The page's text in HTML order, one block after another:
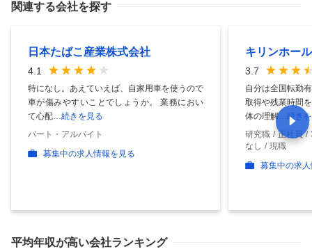
関連する会社を探す
日本たばこ産業株式会社
4.1
特になし。あえていえば、自家用車を使うので
車が傷みやすいことでしょうか。 業務におい
て心配 …続きを見る
パート・アルバイト
募集中の求人情報を見る
キリンホー
3.7
自分は全国転勤
取得や残業時間
体の理解…続き
研究職
正社員
なし
現職
募集中の求
平均年収が高い会社ランキング